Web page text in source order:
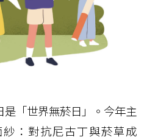
「世界無菸日」。今年主
：對抗尼古丁與菸草成